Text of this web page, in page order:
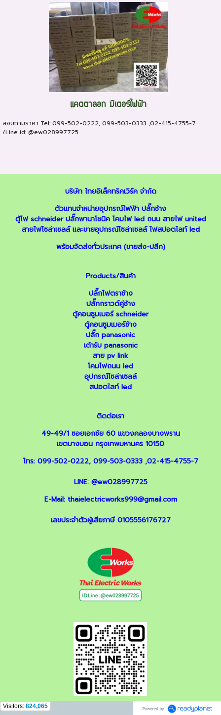
แคตตาลอก มิเตอร์ไฟฟ้า
สอบถามราคา Tel: 099-502-0222, 099-503-0333 ,02-415-4755-7
/Line id: @ew028997725
บริษัท ไทยอิเล็คทริคเวิร์ค จำกัด
ตัวแทนจำหน่ายอุปกรณ์ไฟฟ้า ปลั๊กช้าง
ตู้ไฟ schneider ปลั๊กพานาโซนิค โคมไฟ led ถนน สายไฟ united
สายไฟโซล่าเซลล์และขายอุปกรณ์โซล่าเซลล์ ไฟสปอตไลท์ led
พร้อมจัดส่งทั่วประเทศ (ขายส่ง-ปลีก)
Products/สินค้า
ปลั๊กไฟตราช้าง
ปลั๊กกราวด์คู่ช้าง
ตู้คอนซูมเมอร์ schneider
ตู้คอนซูมเมอร์ช้าง
ปลั๊ก panasonic
เต้ารับ panasonic
สาย pv link
โคมไฟถนน led
อุปกรณ์โซล่าเซลล์
สปอตไลท์ led
ติดต่อเรา
49-49/1 ซอยเอกชัย 60 แขวงคลองบางพราน
เขตบางบอน กรุงเทพมหานคร 10150
โทร: 099-502-0222, 099-503-0333,02-415-4755-7
LINE: @ew028997725
E-Mail: thaielectricworks999@gmail.com
เลขประจำตัวผู้เสียภาษี 0105556176727
Visitors: 824,065